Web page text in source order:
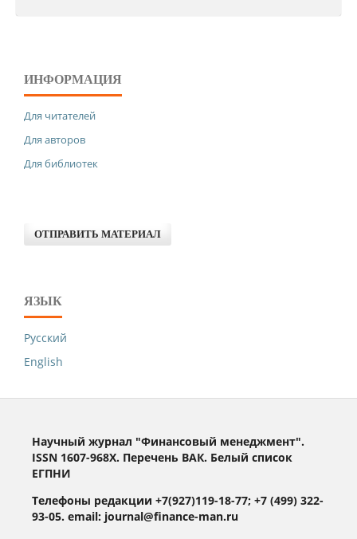
ИНФОРМАЦИЯ
Для читателей
Для авторов
Для библиотек
ОТПРАВИТЬ МАТЕРИАЛ
ЯЗЫК
Русский
English
Научный журнал "Финансовый менеджмент".
ISSN 1607-968X. Перечень ВАК. Белый список
ЕГПНИ
Телефоны редакции +7(927)119-18-77; +7 (499) 322-
93-05. email: journal@finance-man.ru